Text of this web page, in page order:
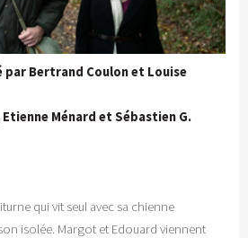
Bertrand Coulon et Louise
Ménard et Sébastien G.
qui vit seul avec sa chienne
isolée. Margot et Edouard viennent